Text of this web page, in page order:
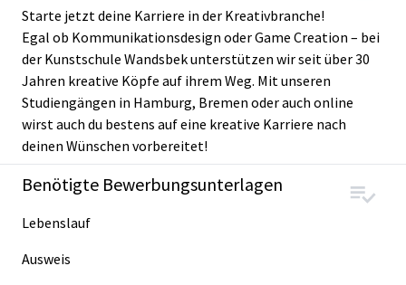
Starte jetzt deine Karriere in der Kreativbranche!
Egal ob Kommunikationsdesign oder Game Creation – bei
der Kunstschule Wandsbek unterstützen wir seit über 30
Jahren kreative Köpfe auf ihrem Weg. Mit unseren
Studiengängen in Hamburg, Bremen oder auch online
wirst auch du bestens auf eine kreative Karriere nach
deinen Wünschen vorbereitet!
Benötigte Bewerbungsunterlagen
Lebenslauf
Ausweis